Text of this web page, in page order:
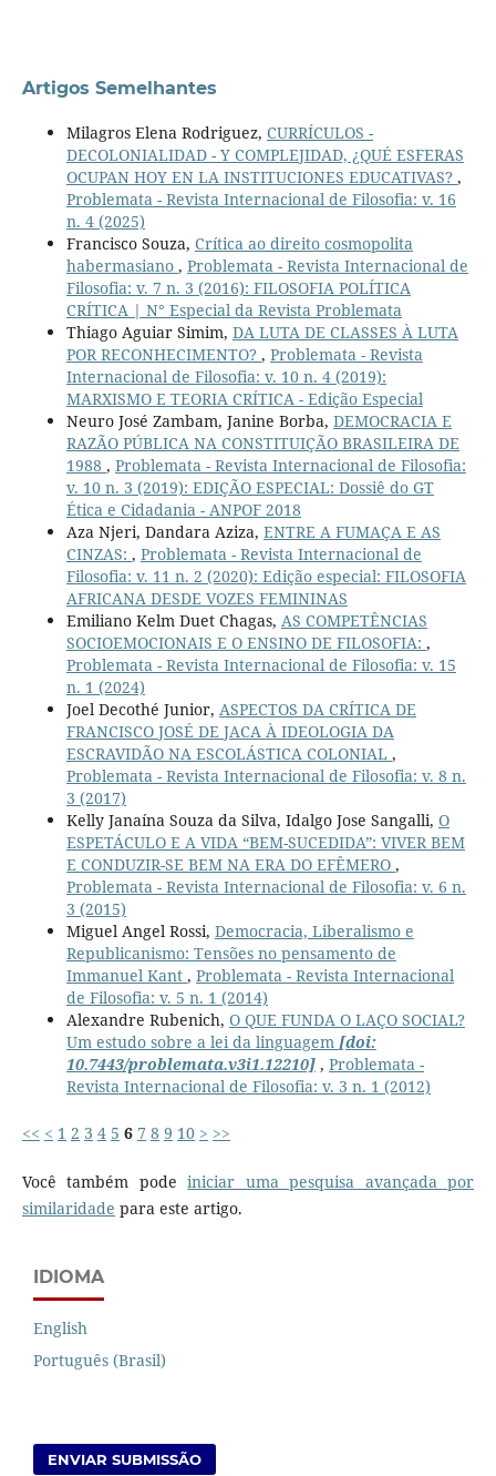
Artigos Semelhantes
Milagros Elena Rodriguez, CURRÍCULOS -
DECOLONIALIDAD - Y COMPLEJIDAD, ¿QUÉ ESFERAS
OCUPAN HOY EN LA INSTITUCIONES EDUCATIVAS? ,
Problemata - Revista Internacional de Filosofia: v. 16
n. 4 (2025)
Francisco Souza, Crítica ao direito cosmopolita
habermasiano , Problemata - Revista Internacional de
Filosofia: v. 7 n. 3 (2016): FILOSOFIA POLÍTICA
CRÍTICA | N° Especial da Revista Problemata
Thiago Aguiar Simim, DA LUTA DE CLASSES À LUTA
POR RECONHECIMENTO? , Problemata - Revista
Internacional de Filosofia: v. 10 n. 4 (2019):
MARXISMO E TEORIA CRÍTICA - Edição Especial
Neuro José Zambam, Janine Borba, DEMOCRACIA E
RAZÃO PÚBLICA NA CONSTITUIÇÃO BRASILEIRA DE
1988 , Problemata - Revista Internacional de Filosofia:
v. 10 n. 3 (2019): EDIÇÃO ESPECIAL: Dossiê do GT
Ética e Cidadania - ANPOF 2018
Aza Njeri, Dandara Aziza, ENTRE A FUMAÇA E AS
CINZAS: , Problemata - Revista Internacional de
Filosofia: v. 11 n. 2 (2020): Edição especial: FILOSOFIA
AFRICANA DESDE VOZES FEMININAS
Emiliano Kelm Duet Chagas, AS COMPETÊNCIAS
SOCIOEMOCIONAIS E O ENSINO DE FILOSOFIA: ,
Problemata - Revista Internacional de Filosofia: v. 15
n. 1 (2024)
Joel Decothé Junior, ASPECTOS DA CRÍTICA DE
FRANCISCO JOSÉ DE JACA À IDEOLOGIA DA
ESCRAVIDÃO NA ESCOLÁSTICA COLONIAL ,
Problemata - Revista Internacional de Filosofia: v. 8 n.
3 (2017)
Kelly Janaína Souza da Silva, Idalgo Jose Sangalli, O
ESPETÁCULO E A VIDA “BEM-SUCEDIDA”: VIVER BEM
E CONDUZIR-SE BEM NA ERA DO EFÊMERO ,
Problemata - Revista Internacional de Filosofia: v. 6 n.
3 (2015)
Miguel Angel Rossi, Democracia, Liberalismo e
Republicanismo: Tensões no pensamento de
Immanuel Kant , Problemata - Revista Internacional
de Filosofia: v. 5 n. 1 (2014)
Alexandre Rubenich, O QUE FUNDA O LAÇO SOCIAL?
Um estudo sobre a lei da linguagem [doi:
10.7443/problemata.v3i1.12210], Problemata -
Revista Internacional de Filosofia: v. 3 n. 1 (2012)
<< < 1 2 3 4 5 6 7 8 9 10 > >>
Você também podeiniciar uma pesquisa avançada por
similaridade para este artigo.
IDIOMA
English
Português (Brasil)
ENVIAR SUBMISSÃO